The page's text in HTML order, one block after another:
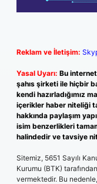
Reklam ve İletişim:
Yasal Uyarı: Bu
şahıs şirketi ile hiçbir
kendi hazırladığımız
içerikler haber niteliği
hakkında paylaşım
isim benzerlikleri
halindedir ve tavsiye
Sitemiz, 5651 Sayılı
Kurumu (BTK)
vermektedir. Bu